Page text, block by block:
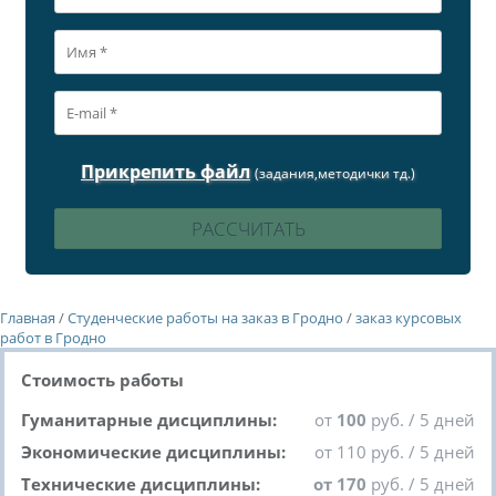
Прикрепить файл (задания,методички тд.)
Главная /Студенческие работы на заказ в Гродно /заказ курсовых
работ в Гродно
Стоимость работы
Гуманитарные дисциплины:
от 100 руб. / 5 дней
Экономические дисциплины:
от 110 руб. / 5 дней
Технические дисциплины:
от 170 руб. / 5 дней